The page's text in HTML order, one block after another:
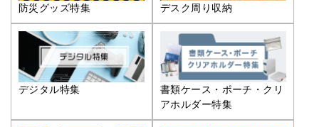
防災グッズ特集 デスク周り収納
デジタル特集
書類ケース・ポーチ・クリ
アホルダー特集